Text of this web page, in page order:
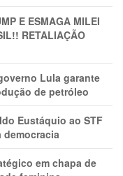
E ESMAGA MILEI
RETALIAÇÃO
Lula garante
de petróleo
Eustáquio ao STF
em chapa de